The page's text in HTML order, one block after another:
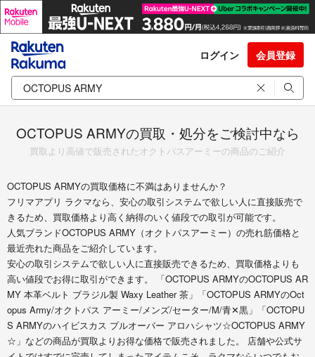
ログイン 会員登録
OCTOPUS ARMYの買取・処分をご検討中なら
買取より高値で販売されたオクトパスアーミーの商品のご紹介
OCTOPUS ARMYの買取価格に不満はありませんか？
フリマアプリ ラクマなら、安心の取引システムで欲しい人に直接販売で
きるため、買取価格より高く納得のいく値段での取引が可能です。
人気ブランドOCTOPUS ARMY（オクトパスアーミー）の売れ筋価格と
最近売れた商品をご紹介しています。
安心の取引システムで欲しい人に直接販売できるため、買取価格よりも
高い値段でお得に取引ができます。 「OCTOPUS ARMYのOCTOPUS AR
MY 本革ベルト ブラジル製 Waxy Leather 茶」「OCTOPUS ARMYのOct
opus Army/オクトパス アーミー/メンズ/セーター/M/青✕黒」「OCTOPU
S ARMYのハイビスカス プルオーバー アロハシャツ☆OCTOPUS ARMY
☆」などの商品が買取よりお得な価格で販売されました。 店舗や公式サ